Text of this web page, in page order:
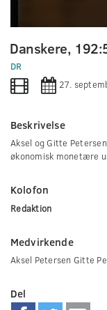
seconds
of
0
seconds
Danskere,
DR
27.
Beskrivelse
Aksel og Gitte
økonomisk monetære
Kolofon
Redaktion
Medvirkende
Aksel Petersen Gitte
Del